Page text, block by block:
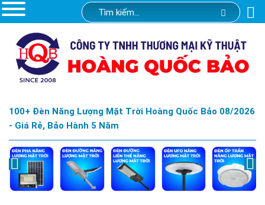
100+ Đèn Năng Lượng Mặt Trời Hoàng Quốc Bảo 08/2026
- Giá Rẻ, Bảo Hành 5 Năm